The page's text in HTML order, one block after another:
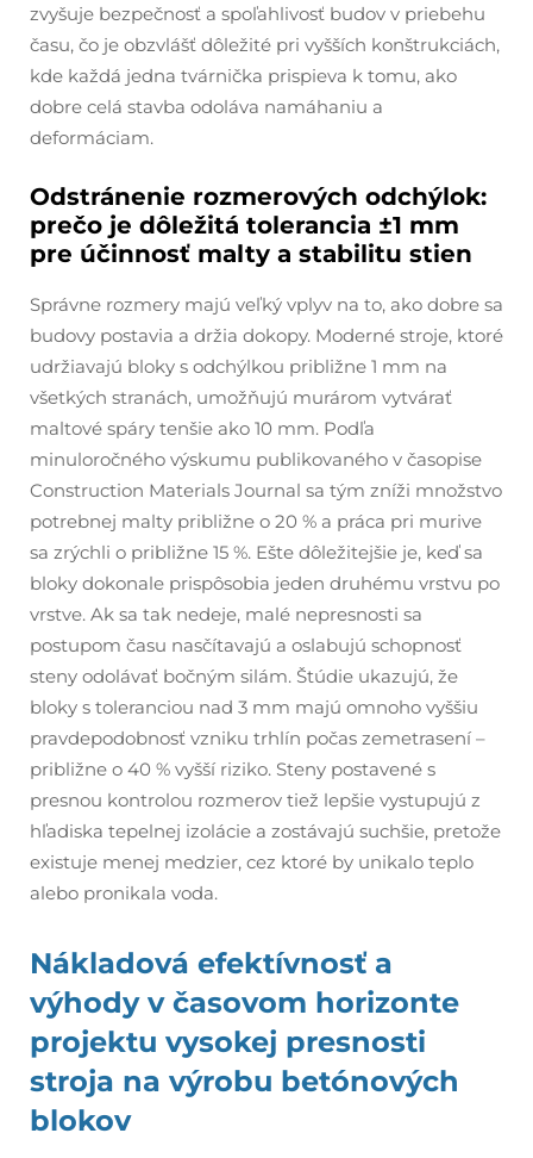
zvyšuje bezpečnosť a spoľahlivosť budov v priebehu
času, čo je obzvlášť dôležité pri vyšších konštrukciách,
kde každá jedna tvárnička prispieva k tomu, ako
dobre celá stavba odoláva namáhaniu a
deformáciam.
Odstránenie rozmerových odchýlok:
prečo je dôležitá tolerancia ±1 mm
pre účinnosť malty a stabilitu stien
Správne rozmery majú veľký vplyv na to, ako dobre sa
budovy postavia a držia dokopy. Moderné stroje, ktoré
udržiavajú bloky s odchýlkou približne 1 mm na
všetkých stranách, umožňujú murárom vytvárať
maltové spáry tenšie ako 10 mm. Podľa
minuloročného výskumu publikovaného v časopise
Construction Materials Journal sa tým zníži množstvo
potrebnej malty približne o 20 % a práca pri murive
sa zrýchli o približne 15 %. Ešte dôležitejšie je, keď sa
bloky dokonale prispôsobia jeden druhému vrstvu po
vrstve. Ak sa tak nedeje, malé nepresnosti sa
postupom času nasčítavajú a oslabujú schopnosť
steny odolávať bočným silám. Štúdie ukazujú, že
bloky s toleranciou nad 3 mm majú omnoho vyššiu
pravdepodobnosť vzniku trhlín počas zemetrasení –
približne o 40 % vyšší riziko. Steny postavené s
presnou kontrolou rozmerov tiež lepšie vystupujú z
hľadiska tepelnej izolácie a zostávajú suchšie, pretože
existuje menej medzier, cez ktoré by unikalo teplo
alebo pronikala voda.
Nákladová efektívnosť a
výhody v časovom horizonte
projektu vysokej presnosti
stroja na výrobu betónových
blokov